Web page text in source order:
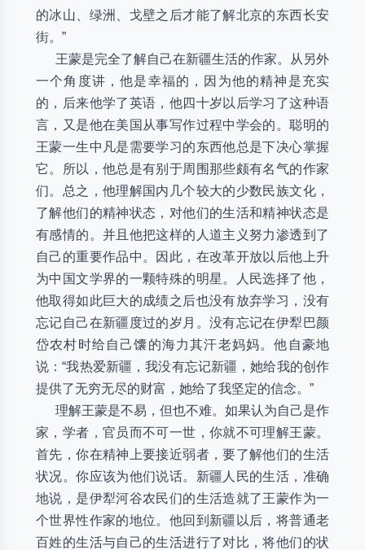
的冰山、绿洲、戈壁之后才能了解北京的东西长安
街。”
王蒙是完全了解自己在新疆生活的作家。从另外
一个角度讲，他是幸福的，因为他的精神是充实
的，后来他学了英语，他四十岁以后学习了这种语
言，又是他在美国从事写作过程中学会的。聪明的
王蒙一生中凡是需要学习的东西他总是下决心掌握
它。所以，他总是有别于周围那些颇有名气的作家
们。总之，他理解国内几个较大的少数民族文化，
了解他们的精神状态，对他们的生活和精神状态是
有感情的。并且他把这样的人道主义努力渗透到了
自己的重要作品中。因此，在改革开放以后他上升
为中国文学界的一颗特殊的明星。人民选择了他，
他取得如此巨大的成绩之后也没有放弃学习，没有
忘记自己在新疆度过的岁月。没有忘记在伊犁巴颜
岱农村时给自己馕的海力其汗老妈妈。他自豪地
说：“我热爱新疆，我没有忘记新疆，她给我的创作
提供了无穷无尽的财富，她给了我坚定的信念。”
理解王蒙是不易，但也不难。如果认为自己是作
家，学者，官员而不可一世，你就不可理解王蒙。
首先，你在精神上要接近弱者，要了解他们的生活
状况。你应该为他们说话。新疆人民的生活，准确
地说，是伊犁河谷农民们的生活造就了王蒙作为一
个世界性作家的地位。他回到新疆以后，将普通老
百姓的生活与自己的生活进行了对比，将他们的状